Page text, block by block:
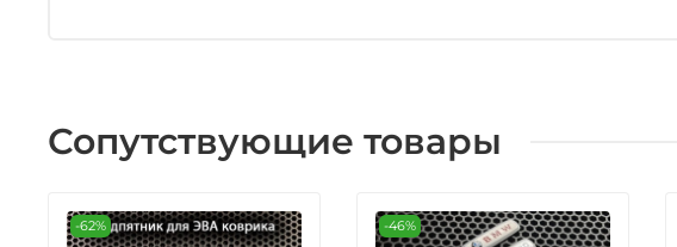
Сопутствующие товары
-62% -46%